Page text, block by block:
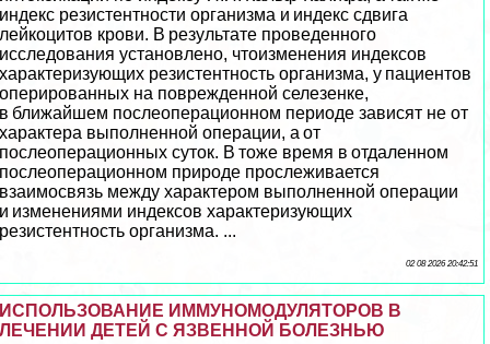
индекс резистентности организма и индекс сдвига
лейкоцитов крови. В результате проведенного
исследования установлено, чтоизменения индексов
хаpaктеризующих резистентность организма, у пациентов
оперированных на поврежденной селезенке,
в ближайшем послеоперационном периоде зависят не от
хаpaктера выполненной операции, а от
послеоперационных суток. В тоже время в отдаленном
послеоперационном природе прослеживается
взаимосвязь между хаpaктером выполненной операции
и изменениями индексов хаpaктеризующих
резистентность организма. ...
02 08 2026 20:42:51
ИСПОЛЬЗОВАНИЕ ИММУНОМОДУЛЯТОРОВ В
ЛЕЧЕНИИ ДЕТЕЙ С ЯЗВЕННОЙ БОЛЕЗНЬЮ